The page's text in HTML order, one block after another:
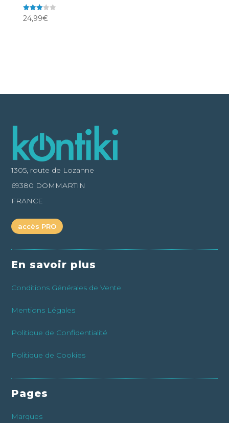
Note
3.00
24,99€
1305, route de Lozanne
69380 DOMMARTIN
FRANCE
accès PRO
En savoir plus
Conditions Générales de Vente
Mentions Légales
Politique de Confidentialité
Politique de Cookies
Pages
Marques